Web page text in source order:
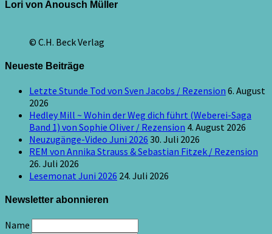
Lori von Anousch Müller
© C.H. Beck Verlag
Neueste Beiträge
Letzte Stunde Tod von Sven Jacobs / Rezension 6. August
2026
Hedley Mill ~ Wohin der Weg dich führt (Weberei-Saga
Band 1) von Sophie Oliver / Rezension 4. August 2026
Neuzugänge-Video Juni 2026 30. Juli 2026
REM von Annika Strauss & Sebastian Fitzek / Rezension
26. Juli 2026
Lesemonat Juni 2026 24. Juli 2026
Newsletter abonnieren
Name